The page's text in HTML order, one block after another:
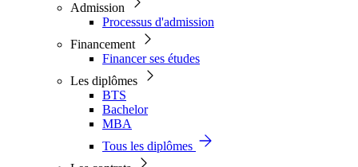
Admission
Processus d'admission
Financement
Financer ses études
Les diplômes
BTS
Bachelor
MBA
Tous les diplômes